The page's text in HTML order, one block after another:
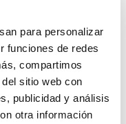
para personalizar
funciones de redes
compartimos
sitio web con
publicidad y análisis
otra información
gran esfuerzo que
patrocinando
la Generalitat y el
la sede de
nacionales, con
de